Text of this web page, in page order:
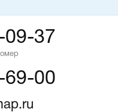
09-37
69-00